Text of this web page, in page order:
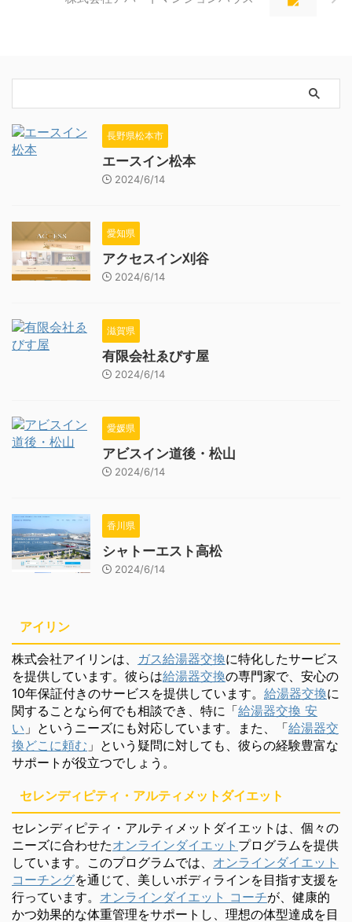
長野県松本市
エースイン松本
2024/6/14
愛知県
アクセスイン刈谷
2024/6/14
滋賀県
有限会社ゑびす屋
2024/6/14
愛媛県
アビスイン道後・松山
2024/6/14
香川県
シャトーエスト高松
2024/6/14
アイリン
株式会社アイリンは、 ガス給湯器交換に特化したサービス
を提供しています。彼らは給湯器交換の専門家で、安心の
10年保証付きのサービスを提供しています。 給湯器交換に
関することなら何でも相談でき、特に「給湯器交換 安
い 」というニーズにも対応しています。また、「給湯器交
換どこに頼む 」という疑問に対しても、彼らの経験豊富な
サポートが役立つでしょう。
セレンディピティ・アルティメットダイエット
セレンディピティ・アルティメットダイエットは、個々の
ニーズに合わせたオンラインダイエット プログラムを提供
しています。このプログラムでは、 オンラインダイエット
コーチングを通じて、美しいボディラインを目指す支援を
行っています。 オンラインダイエット コーチが、健康的
かつ効果的な体重管理をサポートし、理想の体型達成を目